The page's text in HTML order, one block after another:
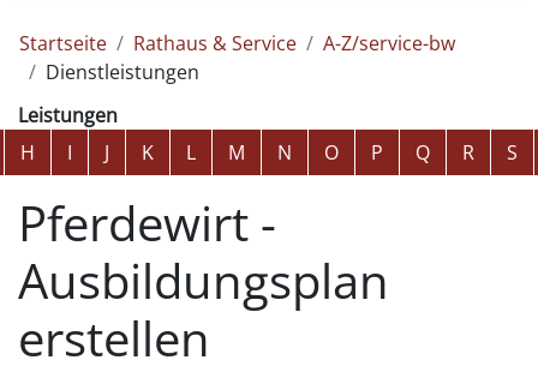
Startseite Rathaus & Service
A-Z/service-bw
Dienstleistungen
Leistungen
Alphabetisches Register überspringen
H I J K L M N O P Q R S
Pferdewirt -
Ausbildungsplan
erstellen